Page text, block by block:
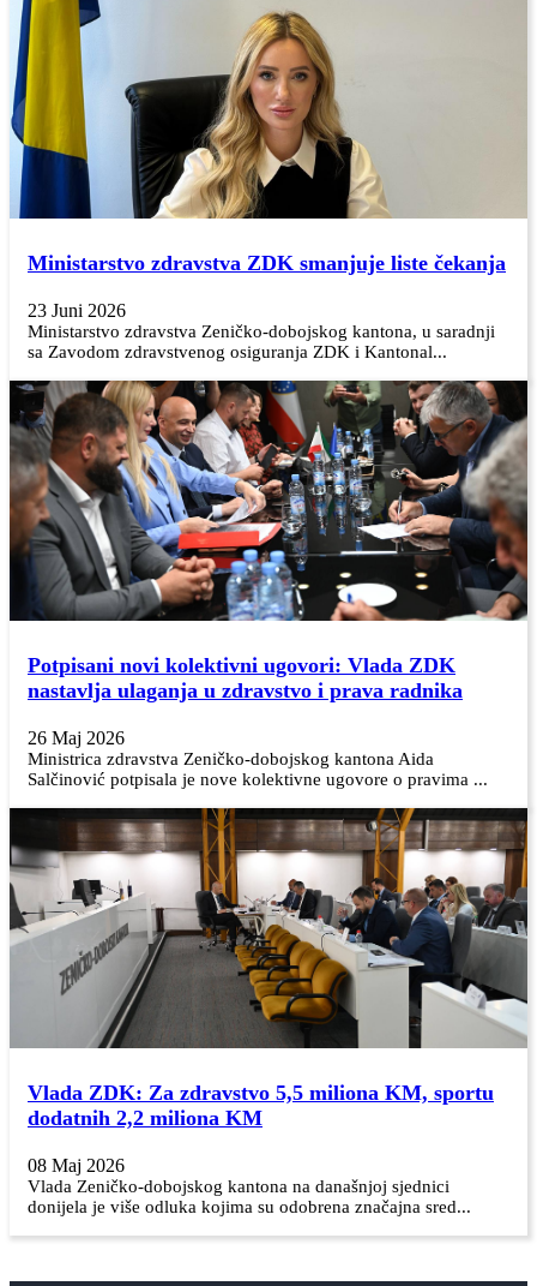
Ministarstvo zdravstva ZDK smanjuje liste čekanja
23 Juni 2026
Ministarstvo zdravstva Zeničko-dobojskog kantona, u saradnji
sa Zavodom zdravstvenog osiguranja ZDK i Kantonal...
Potpisani novi kolektivni ugovori: Vlada ZDK
nastavlja ulaganja u zdravstvo i prava radnika
26 Maj 2026
Ministrica zdravstva Zeničko-dobojskog kantona Aida
Salčinović potpisala je nove kolektivne ugovore o pravima ...
Vlada ZDK: Za zdravstvo 5,5 miliona KM, sportu
dodatnih 2,2 miliona KM
08 Maj 2026
Vlada Zeničko-dobojskog kantona na današnjoj sjednici
donijela je više odluka kojima su odobrena značajna sred...